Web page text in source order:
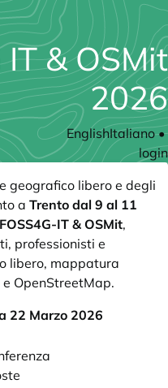
IT & OSMit
2026
EnglishItaliano•
login
geografico libero e degli
a Trento dal 9 al 11
FOSS4G-IT & OSMit,
professionisti e
libero, mappatura
OpenStreetMap.
22 Marzo 2026